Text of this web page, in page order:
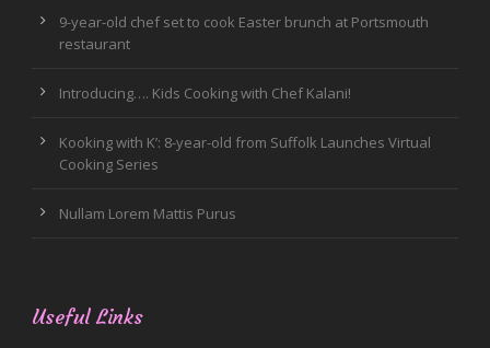
9-year-old chef set to cook Easter brunch at Portsmouth
restaurant
Introducing…. Kids Cooking with Chef Kalani!
Kooking with K’: 8-year-old from Suffolk Launches Virtual
Cooking Series
Nullam Lorem Mattis Purus
Useful Links